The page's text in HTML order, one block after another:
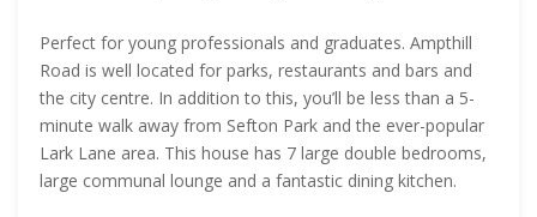
Perfect for young professionals and graduates. Ampthill
Road is well located for parks, restaurants and bars and
the city centre. In addition to this, you’ll be less than a 5-
minute walk away from Sefton Park and the ever-popular
Lark Lane area. This house has 7 large double bedrooms,
large communal lounge and a fantastic dining kitchen.